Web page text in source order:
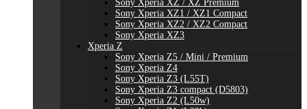
Sony Xperia XZ / XZ Premium
Sony Xperia XZ1 / XZ1 Compact
Sony Xperia XZ2 / XZ2 Compact
Sony Xperia XZ3
Xperia Z
Sony Xperia Z5 / Mini / Premium
Sony Xperia Z4
Sony Xperia Z3 (L55T)
Sony Xperia Z3 compact (D5803)
Sony Xperia Z2 (L50w)